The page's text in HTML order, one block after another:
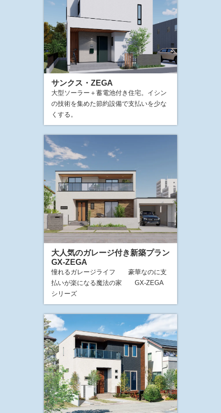
サンクス・ZEGA
大型ソーラー＋蓄電池付き住宅。イシン
の技術を集めた節約設備で支払いを少な
くする。
大人気のガレージ付き新築プラン
GX-ZEGA
憧れるガレージライフ 豪華なのに支
払いが楽になる魔法の家 GX-ZEGA
シリーズ